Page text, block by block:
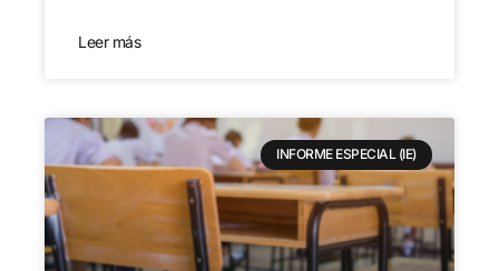
Leer más
INFORME ESPECIAL (IE)